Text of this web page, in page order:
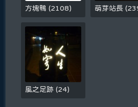
方塊鴨(2108) 萌芽站長(
風之足跡(24)